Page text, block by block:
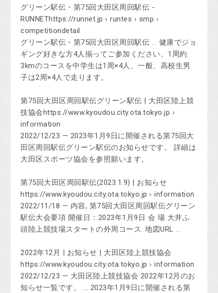
グリーン駅伝・第75回大田区周回駅伝 -
RUNNEThttps://runnet.jp › runtes › smp ›
competitiondetail
グリーン駅伝・第75回大田区周回駅伝 ... 健康でジョ
ギング好きな方4人揃ってご参加ください。1周約
3kmのコースを中学生は1周×4人、一般、高校生男
子は2周×4人で走ります。
第75回大田区周回駅伝グリーン駅伝 | 大田区陸上競
技協会https://www.kyoudou.city.ota.tokyo.jp ›
information
2022/12/23 — 2023年1月9日に開催される第75回大
田区周回駅伝グリーン駅伝のお知らせです。 詳細は
大田区スポーツ協会を参照願います。
第75回大田区周回駅伝(2023.1.9) | お知らせ
https://www.kyoudou.city.ota.tokyo.jp › information
2022/11/18 — 内容, 第75回大田区周回駅伝グリーン
駅伝大会要項 開催日：2023年1月9日 会 場 大井ふ
頭陸上競技場スタートの外周コース. 地図URL ...
2022年12月 | お知らせ | 大田区陸上競技協会
https://www.kyoudou.city.ota.tokyo.jp › information
2022/12/23 — 大田区陸上競技協会 2022年12月のお
知らせ一覧です。 ... 2023年1月9日に開催される第